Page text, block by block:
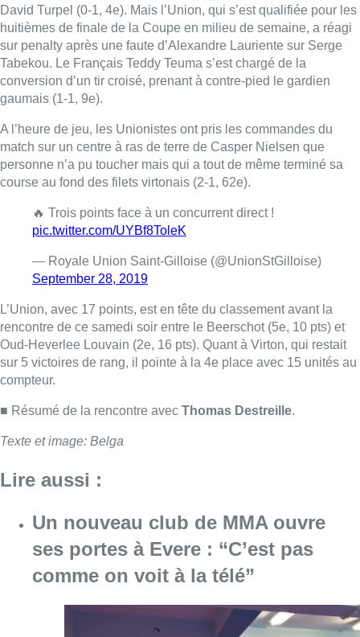
David Turpel (0-1, 4e). Mais l’Union, qui s’est qualifiée pour les
huitièmes de finale de la Coupe en milieu de semaine, a réagi
sur penalty après une faute d’Alexandre Lauriente sur Serge
Tabekou. Le Français Teddy Teuma s’est chargé de la
conversion d’un tir croisé, prenant à contre-pied le gardien
gaumais (1-1, 9e).
A l’heure de jeu, les Unionistes ont pris les commandes du
match sur un centre à ras de terre de Casper Nielsen que
personne n’a pu toucher mais qui a tout de même terminé sa
course au fond des filets virtonais (2-1, 62e).
🔥 Trois points face à un concurrent direct !
pic.twitter.com/UYBf8ToleK
— Royale Union Saint-Gilloise (@UnionStGilloise)
September 28, 2019
L’Union, avec 17 points, est en tête du classement avant la
rencontre de ce samedi soir entre le Beerschot (5e, 10 pts) et
Oud-Heverlee Louvain (2e, 16 pts). Quant à Virton, qui restait
sur 5 victoires de rang, il pointe à la 4e place avec 15 unités au
compteur.
■ Résumé de la rencontre avec Thomas Destreille.
Texte et image: Belga
Lire aussi :
Un nouveau club de MMA ouvre
ses portes à Evere : “C’est pas
comme on voit à la télé”